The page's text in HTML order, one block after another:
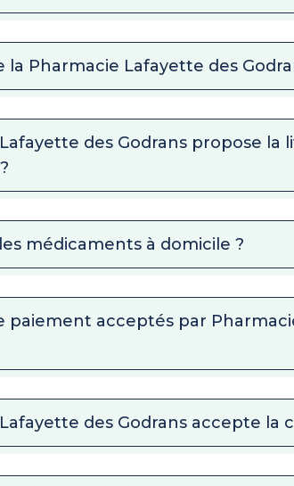
la Pharmacie Lafayette des
des Godrans propose la
médicaments à domicile ?
paiement acceptés par
des Godrans accepte la